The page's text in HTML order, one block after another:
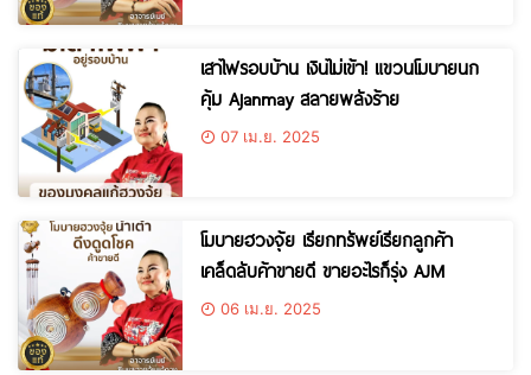
เสาไฟรอบบ้าน เงินไม่เข้า! แขวนโมบายนก
คุ้ม Ajanmay สลายพลังร้าย
07 เม.ย. 2025
โมบายฮวงจุ้ย เรียกทรัพย์เรียกลูกค้า
เคล็ดลับค้าขายดี ขายอะไรก็รุ่ง AJM
06 เม.ย. 2025